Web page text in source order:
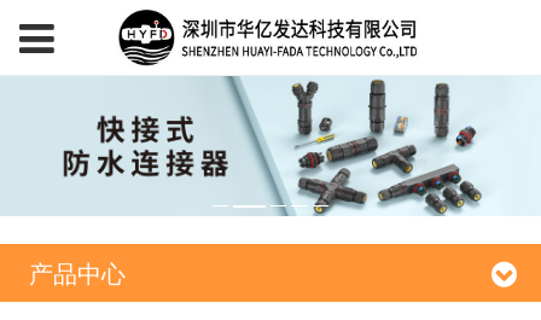
产品中心